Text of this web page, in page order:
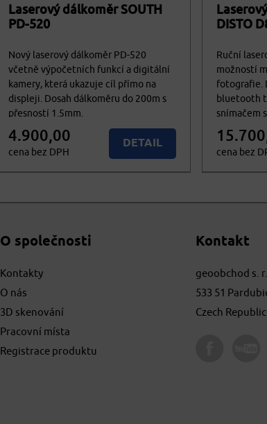
Laserový dálkoměr SOUTH
PD-520
Nový laserový dálkoměr PD-520
včetně výpočetních funkcí a digitální
kamery, která ukazuje cíl přímo na
displeji. Dosah dálkoměru do 200m s
přesností 1.5mm.
4.900,00
cena bez DPH
DETAIL
KOUPIT
DISTO
Ruční
možností
fotografie.
bluetooth
snímačem
cena bez
O společnosti
Kontakty
O nás
3D skenování
Pracovní místa
Registrace produktu
Kontakt
geoobchod s.
533 51
Czech Republic